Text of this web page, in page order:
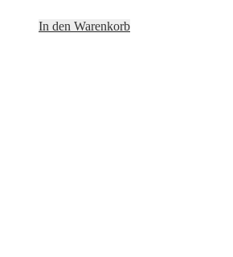
In den Warenkorb